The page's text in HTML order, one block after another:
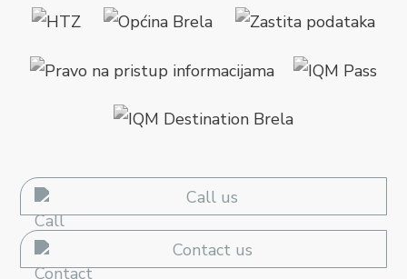
Call us
Contact us